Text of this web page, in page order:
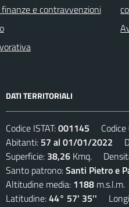
finanze e contravvenzioni
DATI TERRITORIALI
Codice ISTAT:001145 Codice
Abitanti: 57 al 01/01/2022
Superficie: 38,26 Kmq.
Santo patrono:Santi Pietro e
Altitudine media: 1188 m.s.l.m.
Latitudine:44° 57' 35''